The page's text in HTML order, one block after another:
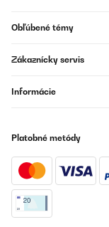
Obľúbené témy
Zákaznícky servis
Informácie
Platobné metódy